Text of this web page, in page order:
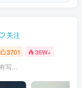
关注
3701 36W+
写...